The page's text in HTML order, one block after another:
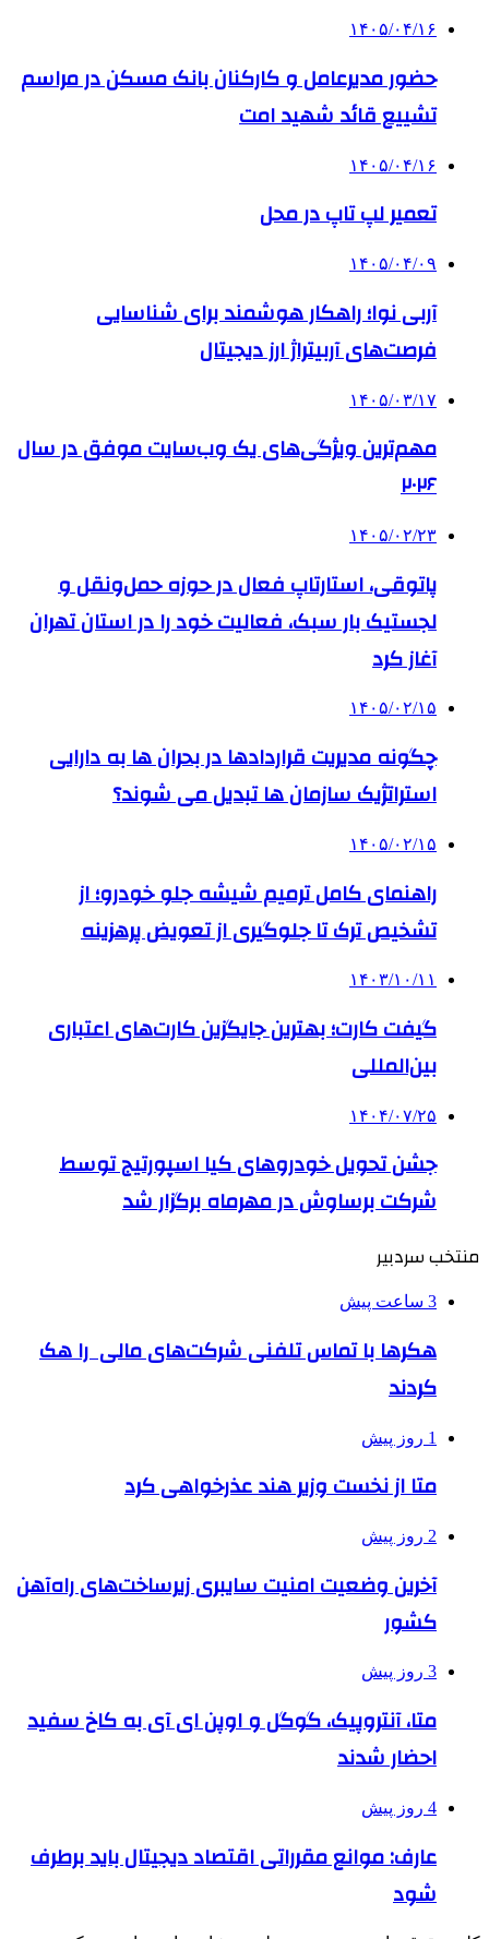
۱۴۰۵/۰۴/۱۶
حضور مدیرعامل و کارکنان بانک مسکن در مراسم
تشییع قائد شهید امت
۱۴۰۵/۰۴/۱۶
تعمیر لپ تاپ در محل
۱۴۰۵/۰۴/۰۹
آربی نوا؛ راهکار هوشمند برای شناسایی
فرصت‌های آربیتراژ ارز دیجیتال
۱۴۰۵/۰۳/۱۷
مهم‌ترین ویژگی‌های یک وب‌سایت موفق در سال
۲۰۲۶
۱۴۰۵/۰۲/۲۳
پاتوقی، استارتاپ فعال در حوزه حمل‌ونقل و
لجستیک بار سبک، فعالیت خود را در استان تهران
آغاز کرد
۱۴۰۵/۰۲/۱۵
چگونه مدیریت قراردادها در بحران ها به دارایی
استراتژیک سازمان ها تبدیل می شوند؟
۱۴۰۵/۰۲/۱۵
راهنمای کامل ترمیم شیشه جلو خودرو؛ از
تشخیص ترک تا جلوگیری از تعویض پرهزینه
۱۴۰۳/۱۰/۱۱
گیفت کارت؛ بهترین جایگزین کارت‌های اعتباری
بین‌المللی
۱۴۰۴/۰۷/۲۵
جشن تحویل خودروهای کیا اسپورتیج توسط
شرکت برساوش در مهرماه برگزار شد
منتخب سردبیر
3 ساعت پیش
هکرها با تماس تلفنی شرکت‌های مالی را هک
کردند
1 روز پیش
متا از نخست وزیر هند عذرخواهی کرد
2 روز پیش
آخرین وضعیت امنیت سایبری زیرساخت‌های راه‌آهن
کشور
3 روز پیش
متا، آنتروپیک، گوگل و اوپن ای آی به کاخ سفید
احضار شدند
4 روز پیش
عارف: موانع مقرراتی اقتصاد دیجیتال باید برطرف
شود